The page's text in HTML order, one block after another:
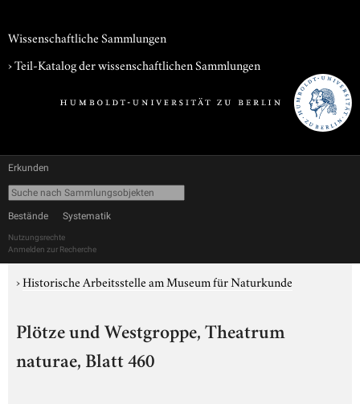
Wissenschaftliche Sammlungen
› Teil-Katalog der wissenschaftlichen Sammlungen
Erkunden
Bestände Systematik
Nutzungsrechte
Anmelden zur Recherche
›Historische Arbeitsstelle am Museum für Naturkunde
Plötze und Westgroppe, Theatrum
naturae, Blatt 460